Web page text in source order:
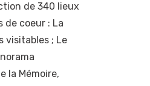
de 340 lieux
de coeur : La
visitables ; Le
la Mémoire,